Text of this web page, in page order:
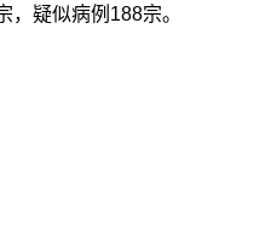
，疑似病例188宗。